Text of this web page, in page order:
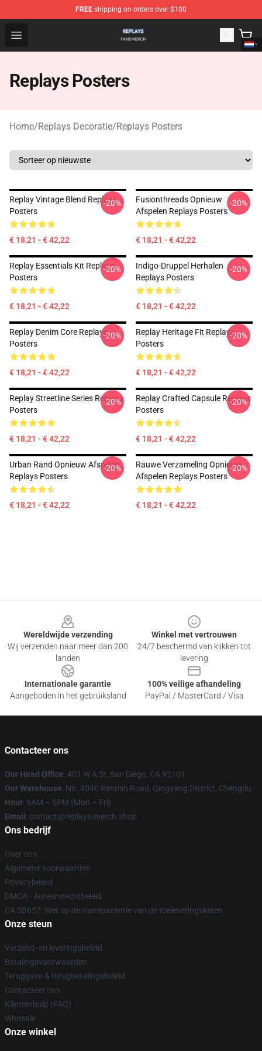
FREE shipping on orders over $100
Open menu
Replays Shop - Official Replays Merchandise Store
Replays Posters
Home/Replays Decoratie/Replays Posters
Replay Vintage Blend Replays
Posters
€ 18,21 - € 42,22
-20%
Fusionthreads Opnieuw
Afspelen Replays Posters
€ 18,21 - € 42,22
-20%
Replay Essentials Kit Replays
Posters
€ 18,21 - € 42,22
-20%
Indigo-Druppel Herhalen
Replays Posters
€ 18,21 - € 42,22
-20%
Replay Denim Core Replays
Posters
€ 18,21 - € 42,22
-20%
Replay Heritage Fit Replays
Posters
€ 18,21 - € 42,22
-20%
Replay Streetline Series Replays
Posters
€ 18,21 - € 42,22
-20%
Replay Crafted Capsule Replays
Posters
€ 18,21 - € 42,22
-20%
Urban Rand Opnieuw Afspelen
Replays Posters
€ 18,21 - € 42,22
-20%
Rauwe Verzameling Opnieuw
Afspelen Replays Posters
€ 18,21 - € 42,22
-20%
Wereldwijde verzending
Wij verzenden naar meer dan 200
landen
Winkel met vertrouwen
24/7 beschermd van klikken tot
levering
Internationale garantie
Aangeboden in het gebruiksland
100% veilige afhandeling
PayPal / MasterCard / Visa
Contacteer ons
Our Head Office: 401 W A St, San Diego, CA 92101
Our Warehouse: No. 4040 Renmin Road, Qingyang District, Chengdu
Hour: 9AM – 5PM (Mon – Fri)
Email : contact@replays-merch.shop
Ons bedrijf
Over ons
Algemene voorwaarden
Privacybeleid
DMCA - Auteursrechtbeleid
CA SB657: Wet op de transparantie van de toeleveringsketen
Onze steun
Verzend- en leveringsbeleid
Betalingsvoorwaarden
Teruggave & terugbetalingsbeleid
Contacteer ons
Klantenhulp (FAQ)
Whosale
Onze winkel